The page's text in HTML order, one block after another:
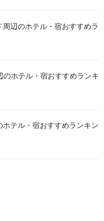
辺のホテル・宿おすすめラ
のホテル・宿おすすめランキ
テル・宿おすすめランキン